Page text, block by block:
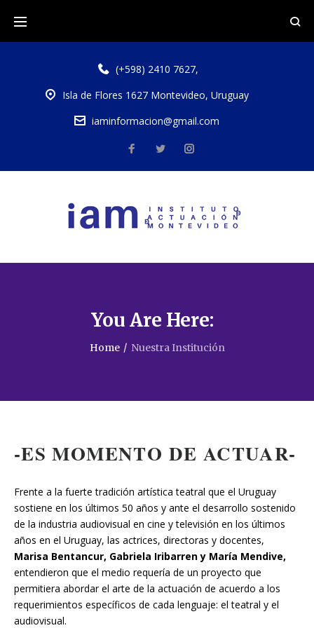
(+598) 2410 7627,
Isla de Flores 1627 Montevideo, Uruguay
iaminformacion@gmail.com
You Are Here:
Home / Nuestra Institución
-ES MOMENTO DE ACTUAR-
Frente a la fuerte tradición artística teatral que el Uruguay
sostiene en los últimos 50 años y ante el desarrollo sostenido
de la industria audiovisual en cine y televisión en los últimos
años en el Uruguay, las actrices, directoras y docentes,
Marisa Bentancur, Gabriela Iribarren y María Mendive,
entendieron que el medio requería de un proyecto que
permitiera abordar el arte de la actuación de acuerdo a los
requerimientos específicos de cada lenguaje: el teatral y el
audiovisual.